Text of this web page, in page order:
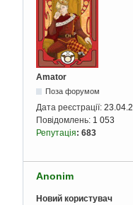
Amator
Поза форумом
Дата реєстрації:
Повідомлень: 1 053
Репутація: 683
Anonim
Новий користувач